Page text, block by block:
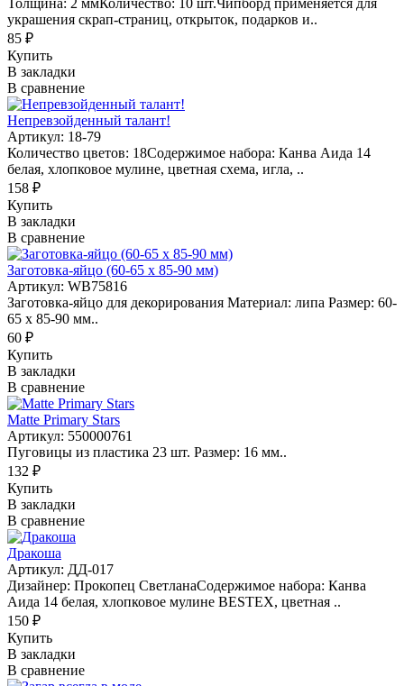
украшения скрап-страниц, открыток, подарков и..
85 ₽
Купить
В закладки
В сравнение
Непревзойденный талант!
Артикул: 18-79
Количество цветов: 18Содержимое набора: Канва Аида 14
белая, хлопковое мулине, цветная схема, игла, ..
158 ₽
Купить
В закладки
В сравнение
Заготовка-яйцо (60-65 х 85-90 мм)
Артикул: WB75816
Заготовка-яйцо для декорирования Материал: липа Размер: 60-
65 х 85-90 мм..
60 ₽
Купить
В закладки
В сравнение
Matte Primary Stars
Артикул: 550000761
Пуговицы из пластика 23 шт. Размер: 16 мм..
132 ₽
Купить
В закладки
В сравнение
Дракоша
Артикул: ДД-017
Дизайнер: Прокопец СветланаСодержимое набора: Канва
Аида 14 белая, хлопковое мулине BESTEX, цветная ..
150 ₽
Купить
В закладки
В сравнение